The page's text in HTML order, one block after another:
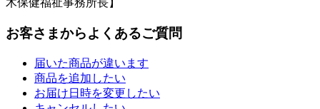
木保健福祉事務所長】
お客さまからよくあるご質問
届いた商品が違います
商品を追加したい
お届け日時を変更したい